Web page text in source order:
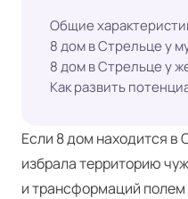
Общие
8 дом в Стрельце у
8 дом в Стрельце у
Как развить
Если 8 дом находится в
избрала территорию
и трансформаций